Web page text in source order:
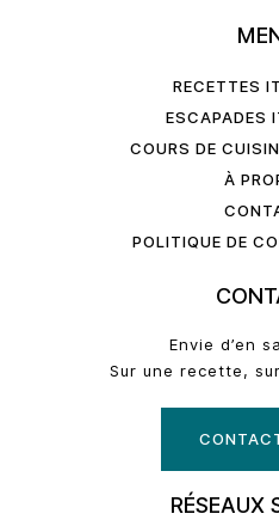
RECETTES
ESCAPADES
COURS DE
À
POLITIQUE DE
Envie d’en
Sur une recette,
RÉSEAUX